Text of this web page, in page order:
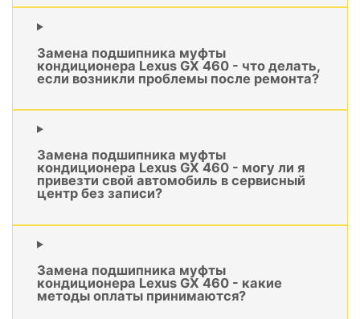
Замена подшипника муфты
кондиционера Lexus GX 460 - что делать,
если возникли проблемы после ремонта?
Замена подшипника муфты
кондиционера Lexus GX 460 - могу ли я
привезти свой автомобиль в сервисный
центр без записи?
Замена подшипника муфты
кондиционера Lexus GX 460 - какие
методы оплаты принимаются?